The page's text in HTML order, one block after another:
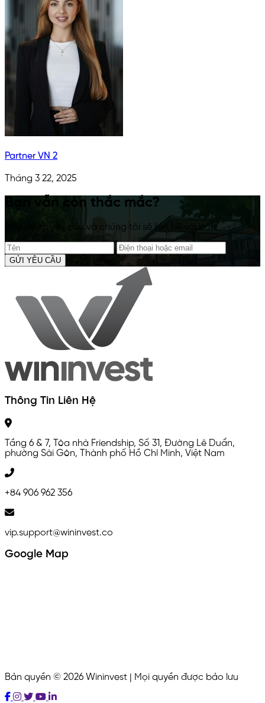
Partner VN 2
Tháng 3 22, 2025
Bạn vẫn còn thắc mắc?
Hãy để lại yêu cầu và chúng tôi sẽ liên hệ với bạn.
GỬI YÊU CẦU
Thông Tin Liên Hệ
Tầng 6 & 7, Tòa nhà Friendship, Số 31, Đường Lê Duẩn,
phường Sài Gòn, Thành phố Hồ Chí Minh, Việt Nam
+84 906 962 356
vip.support@wininvest.co
Google Map
Bản quyền © 2026 Wininvest | Mọi quyền được bảo lưu